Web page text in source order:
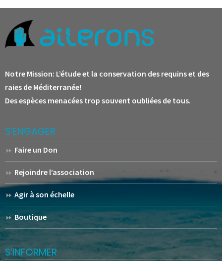
Notre Mission: L’étude et la conservation des requins et des
raies de Méditerranée!
Des espèces menacées trop souvent oubliées de tous.
S’ENGAGER
Faire un Don
Rejoindre l’association
Agir à son échelle
Boutique
S’INFORMER